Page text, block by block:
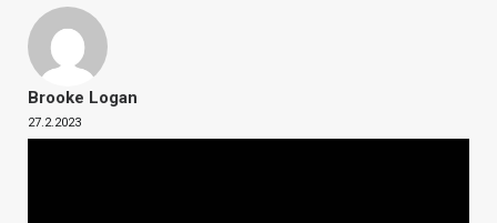
Brooke Logan
27.2.2023